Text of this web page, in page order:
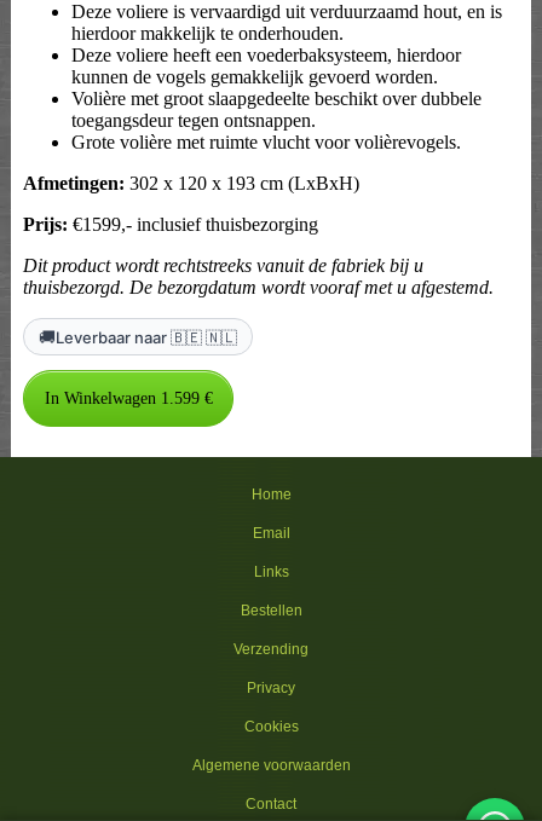
Deze voliere is vervaardigd uit verduurzaamd hout, en is
hierdoor makkelijk te onderhouden.
Deze voliere heeft een voederbaksysteem, hierdoor
kunnen de vogels gemakkelijk gevoerd worden.
Volière met groot slaapgedeelte beschikt over dubbele
toegangsdeur tegen ontsnappen.
Grote volière met ruimte vlucht voor volièrevogels.
Afmetingen: 302 x 120 x 193 cm (LxBxH)
Prijs: €1599,- inclusief thuisbezorging
Dit product wordt rechtstreeks vanuit de fabriek bij u
thuisbezorgd. De bezorgdatum wordt vooraf met u afgestemd.
🚚Leverbaar naar 🇧🇪 🇳🇱
Home
Email
Links
Bestellen
Verzending
Privacy
Cookies
Algemene voorwaarden
Contact